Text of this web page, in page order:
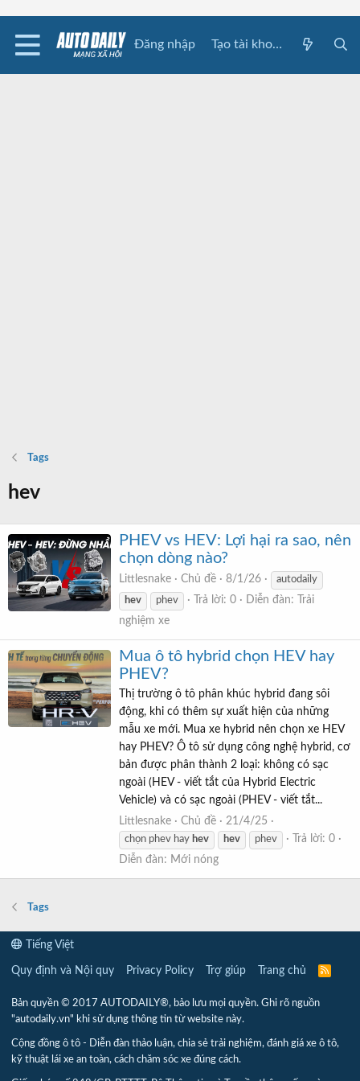
Đăng nhập Tạo tài khoản
Tags
hev
PHEV vs HEV: Lợi hại ra sao, nên
chọn dòng nào?
Littlesnake Chủ đề 8/1/26
autodaily
hev
phev Trả lời: 0 Diễn đàn:
Trải
nghiệm xe
Mua ô tô hybrid chọn HEV hay
PHEV?
Thị trường ô tô phân khúc hybrid đang sôi
động, khi có thêm sự xuất hiện của những
mẫu xe mới. Mua xe hybrid nên chọn xe HEV
hay PHEV? Ô tô sử dụng công nghệ hybrid, cơ
bản được phân thành 2 loại: không có sạc
ngoài (HEV - viết tắt của Hybrid Electric
Vehicle) và có sạc ngoài (PHEV - viết tắt...
Littlesnake
Chủ đề 21/4/25
chọn phev hay hev hev phev
Trả lời: 0
Diễn đàn: Mới nóng
Tags
Tiếng Việt
Quy định và Nội quy Privacy Policy Trợ giúp Trang chủ
R
Bản quyền © 2017 AUTODAILY®, bảo lưu mọi quyền. Ghi rõ nguồn
"autodaily.vn" khi sử dụng thông tin từ website này.
Cộng đồng ô tô - Diễn đàn thảo luận, chia sẻ trải nghiệm, đánh giá xe ô tô,
kỹ thuật lái xe an toàn, cách chăm sóc xe đúng cách.